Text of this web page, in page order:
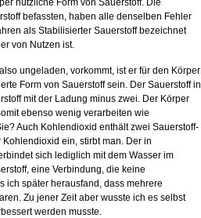
nützliche Form von Sauerstoff. Die
befassten, haben alle denselben Fehler
als Stabilisierter Sauerstoff bezeichnet
von Nutzen ist.
ungeladen, vorkommt, ist er für den Körper
Form von Sauerstoff sein. Der Sauerstoff in
mit der Ladung minus zwei. Der Körper
ebenso wenig verarbeiten wie
Auch Kohlendioxid enthält zwei Sauerstoff-
ein, stirbt man. Der in
sich lediglich mit dem Wasser im
eine Verbindung, die keine
ich später herausfand, dass mehrere
Zu jener Zeit aber wusste ich es selbst
werden musste.